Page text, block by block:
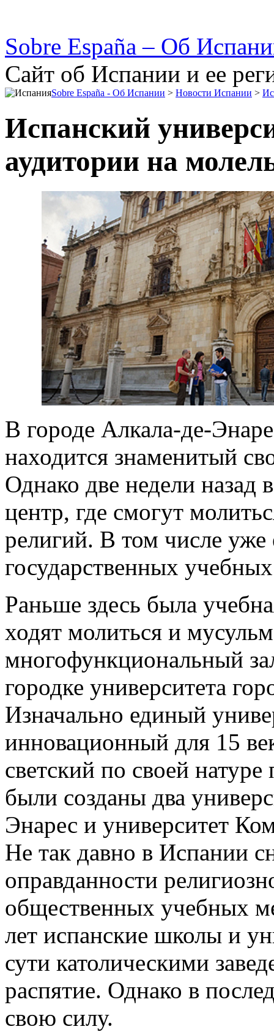
Sobre España – Об
Сайт об Испании и ее
Sobre España - Об Испании > Новости Испании >
Испанский
аудитории на
В городе Алкала-де-
находится знаменитый
Однако две недели назад
центр, где смогут
религий. В том числе уже
государственных
Раньше здесь была
ходят молиться и
многофункциональный
городке университета
Изначально единый
инновационный для 15
светский по своей
были созданы два
Энарес и университет
Не так давно в Испании
оправданности
общественных учебных
лет испанские школы и
сути католическими
распятие. Однако в
свою силу.